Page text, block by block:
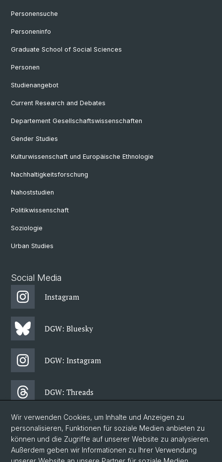
Personensuche
Personeninfo
Graduate School of Social Sciences
Personen
Studienangebot
Current Research and Debates
Departement Gesellschaftswissenschaften
Gender Studies
Kulturwissenschaft und Europäische Ethnologie
Nachhaltigkeitsforschung
Nahoststudien
Politikwissenschaft
Soziologie
Urban Studies
Social Media
Instagram
DGW: Bluesky
DGW: Instagram
DGW: Threads
DGW: Facebook
DGW: Newsletter
Wir verwenden Cookies, um Inhalte und Anzeigen zu
personalisieren, Funktionen für soziale Medien anbieten zu
können und die Zugriffe auf unserer Website zu analysieren.
Außerdem geben wir Informationen zu Ihrer Verwendung